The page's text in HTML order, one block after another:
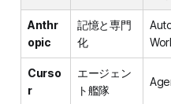
Anthr
opic
記憶と専門
化
Curso
r
エージェン
ト艦隊